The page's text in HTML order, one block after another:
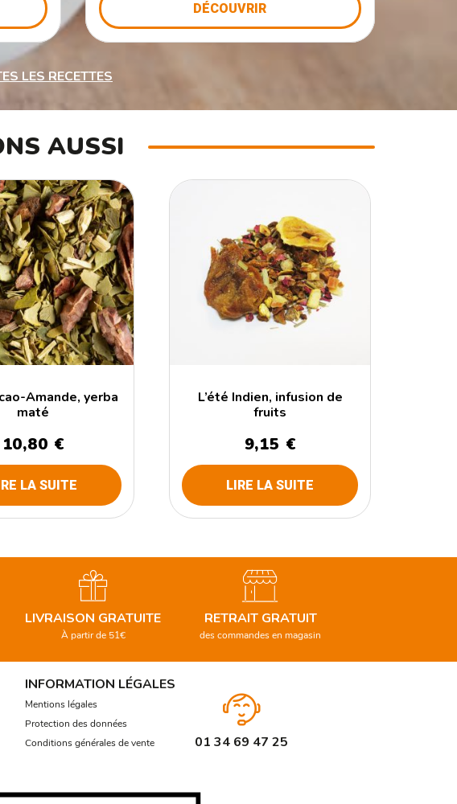
DÉCOUVRIR
LES RECETTES
AUSSI
Amande, yerba
maté
10,80 €
LA SUITE
L’été Indien, infusion de
fruits
9,15 €
LIRE LA SUITE
LIVRAISON GRATUITE
À partir de 51€
RETRAIT GRATUIT
des commandes en magasin
INFORMATION LÉGALES
Mentions légales
Protection des données
Conditions générales de vente
01 34 69 47 25